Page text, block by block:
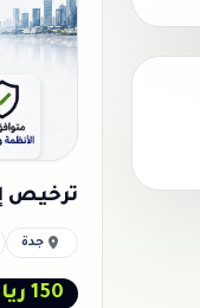
ترخيص
جدة
150 ريال